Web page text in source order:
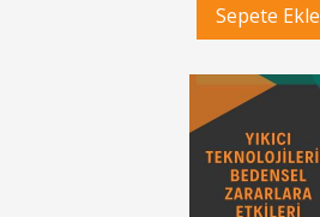
Sepete Ekle